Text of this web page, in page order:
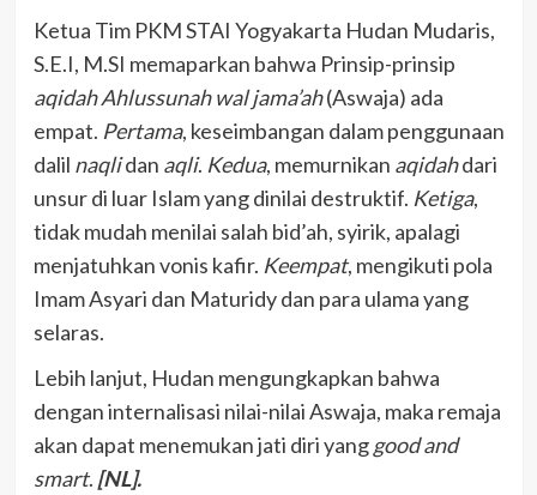
Ketua Tim PKM STAI Yogyakarta Hudan Mudaris,
S.E.I, M.SI memaparkan bahwa Prinsip-prinsip
aqidah Ahlussunah wal jama’ah(Aswaja) ada
empat. Pertama, keseimbangan dalam penggunaan
dalil naqlidan aqli. Kedua, memurnikan aqidahdari
unsur di luar Islam yang dinilai destruktif. Ketiga,
tidak mudah menilai salah bid’ah, syirik, apalagi
menjatuhkan vonis kafir. Keempat, mengikuti pola
Imam Asyari dan Maturidy dan para ulama yang
selaras.
Lebih lanjut, Hudan mengungkapkan bahwa
dengan internalisasi nilai-nilai Aswaja, maka remaja
akan dapat menemukan jati diri yanggood and
smart. [NL].